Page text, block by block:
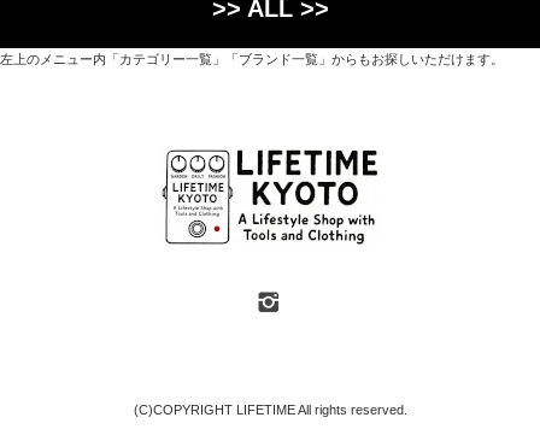
>> ALL >>
左上のメニュー内「カテゴリー一覧」「ブランド一覧」からもお探しいただけます。
オリジナルを含むファッションアイテムが中心の
京都・紫野にあるライフスタイルショップです。
京都府京都市北区紫野上築山町21（1階と2階）
定休日 / 水・日曜
(C)COPYRIGHT LIFETIME All rights reserved.